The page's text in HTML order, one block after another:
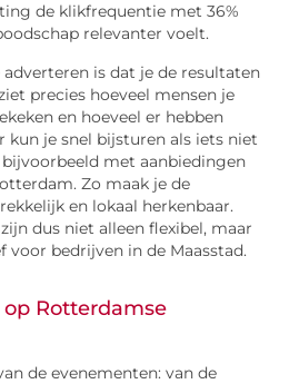
de klikfrequentie met 36%
relevanter voelt.
is dat je de resultaten
precies hoeveel mensen je
en hoeveel er hebben
kun je snel bijsturen als iets niet
met aanbiedingen
Zo maak je de
en lokaal herkenbaar.
dus niet alleen flexibel, maar
voor bedrijven in de Maasstad.
Rotterdamse
de evenementen: van de